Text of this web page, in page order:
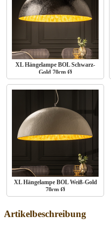
XL Hängelampe BOL Schwarz-
Gold 70cm Ø
XL Hängelampe BOL Weiß-Gold
70cm Ø
Artikelbeschreibung